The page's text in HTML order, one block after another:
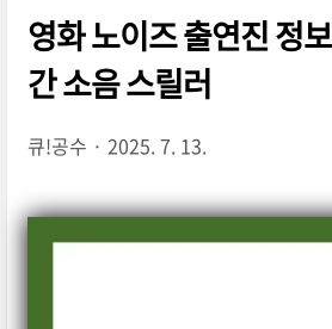
영화 노이즈 출연진 정
간 소음 스릴러
큐!공수 2025. 7. 13.